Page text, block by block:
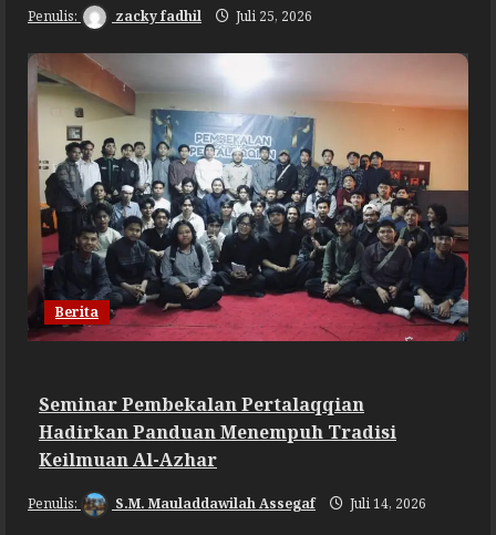
zacky fadhil Juli 25, 2026
Berita
Seminar Pembekalan Pertalaqqian
Hadirkan Panduan Menempuh Tradisi
Keilmuan Al-Azhar
S.M. Mauladdawilah Assegaf Juli 14, 2026